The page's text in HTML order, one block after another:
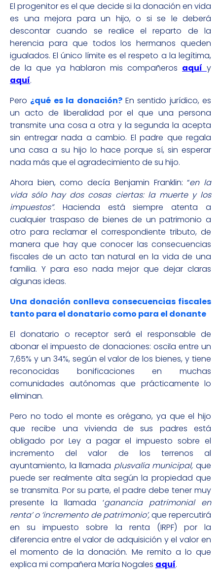
El progenitor es el que decide si la donación en vida
es una mejora para un hijo, o si se le deberá
descontar cuando se realice el reparto de la
herencia para que todos los hermanos queden
igualados. El único límite es el respeto a la legítima,
de la que ya hablaron mis compañeros aquí y
aquí.
Pero ¿qué es la donación?En sentido jurídico, es
un acto de liberalidad por el que una persona
transmite una cosa a otra y la segunda la acepta
sin entregar nada a cambio. El padre que regala
una casa a su hijo lo hace porque sí, sin esperar
nada más que el agradecimiento de su hijo.
Ahora bien, como decía Benjamin Franklin: “en la
vida sólo hay dos cosas ciertas: la muerte y los
impuestos”. Hacienda está siempre atenta a
cualquier traspaso de bienes de un patrimonio a
otro para reclamar el correspondiente tributo, de
manera que hay que conocer las consecuencias
fiscales de un acto tan natural en la vida de una
familia. Y para eso nada mejor que dejar claras
algunas ideas.
Una donación conlleva consecuencias fiscales
tanto para el donatario como para el donante
El donatario o receptor será el responsable de
abonar el impuesto de donaciones: oscila entre un
7,65% y un 34%, según el valor de los bienes, y tiene
reconocidas bonificaciones en muchas
comunidades autónomas que prácticamente lo
eliminan.
Pero no todo el monte es orégano, ya que el hijo
que recibe una vivienda de sus padres está
obligado por Ley a pagar el impuesto sobre el
incremento del valor de los terrenos al
ayuntamiento, la llamada plusvalía municipal, que
puede ser realmente alta según la propiedad que
se transmita. Por su parte, el padre debe tener muy
presente la llamada ‘ganancia patrimonial en
renta’ o ‘incremento de patrimonio’,que repercutirá
en su impuesto sobre la renta (IRPF) por la
diferencia entre el valor de adquisición y el valor en
el momento de la donación. Me remito a lo que
explica mi compañera María Nogales aquí.